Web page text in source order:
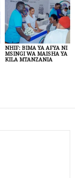
NHIF: BIMA YA AFYA NI
MSINGI WA MAISHA YA
KILA MTANZANIA